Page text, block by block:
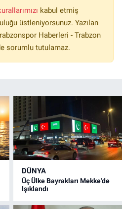
kabul etmiş
üstleniyorsunuz. Yazılan
Haberleri - Trabzon
sorumlu tutulamaz.
DÜNYA
Üç Ülke Bayrakları Mekke'de
Işıklandı